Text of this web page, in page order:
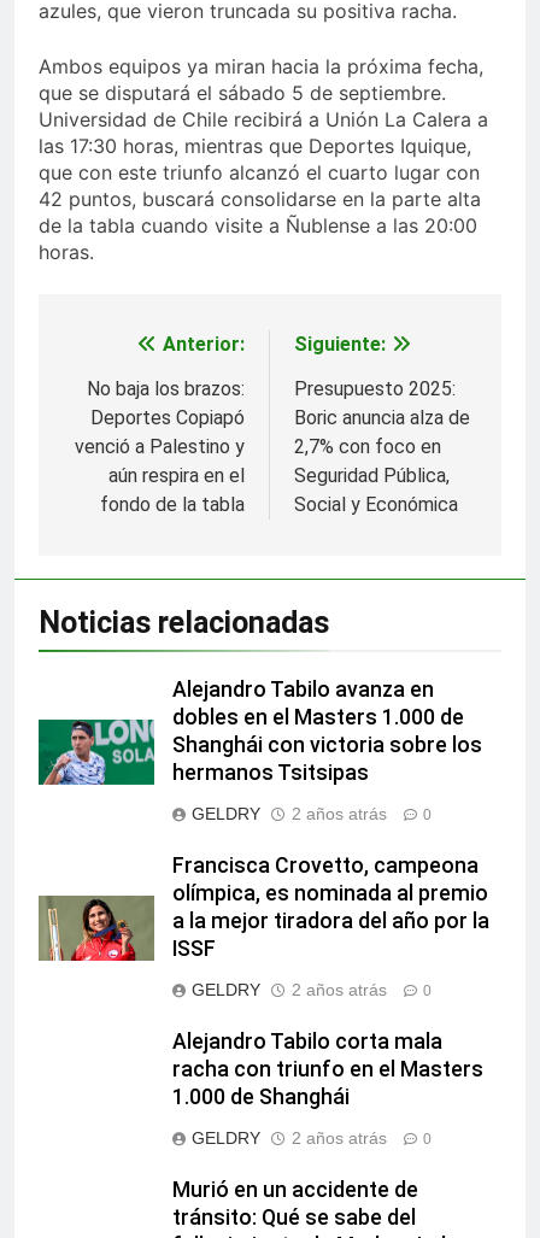
azules, que vieron truncada su positiva racha.
Ambos equipos ya miran hacia la próxima fecha,
que se disputará el sábado 5 de septiembre.
Universidad de Chile recibirá a Unión La Calera a
las 17:30 horas, mientras que Deportes Iquique,
que con este triunfo alcanzó el cuarto lugar con
42 puntos, buscará consolidarse en la parte alta
de la tabla cuando visite a Ñublense a las 20:00
horas.
Navegación
de
entradas
Anterior:
No baja los brazos:
Deportes Copiapó
venció a Palestino y
aún respira en el
fondo de la tabla
Siguiente:
Presupuesto 2025:
Boric anuncia alza de
2,7% con foco en
Seguridad Pública,
Social y Económica
Noticias relacionadas
Alejandro Tabilo avanza en
dobles en el Masters 1.000 de
Shanghái con victoria sobre los
hermanos Tsitsipas
GELDRY 2 años atrás 0
Francisca Crovetto, campeona
olímpica, es nominada al premio
a la mejor tiradora del año por la
ISSF
GELDRY 2 años atrás 0
Alejandro Tabilo corta mala
racha con triunfo en el Masters
1.000 de Shanghái
GELDRY 2 años atrás 0
Murió en un accidente de
tránsito: Qué se sabe del